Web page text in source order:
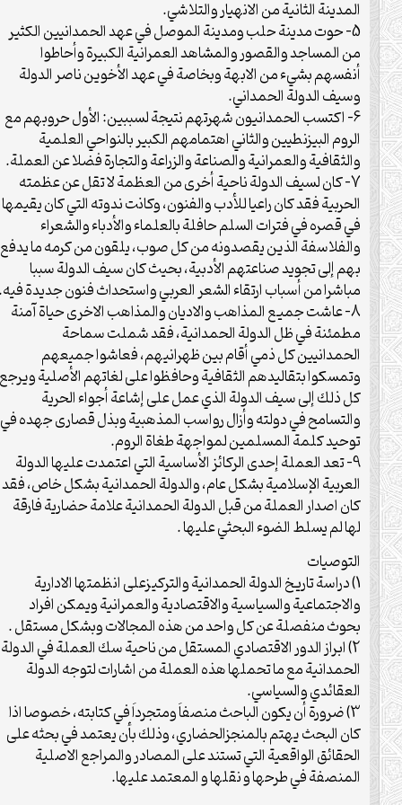
المدينة الثانية من الانهيار والتلاشي.
5- حوت مدينة حلب ومدينة الموصل في عهد الحمدانيين الكثير
من المساجد والقصور والمشاهد العمرانية الكبيرة وأحاطوا
أنفسهم بشيء من الابهة وبخاصة في عهد الأخوين ناصر الدولة
وسيف الدولة الحمداني.
6- اكتسب الحمدانيون شهرتهم نتيجة لسببين: الأول حروبهم مع
الروم البيزنطيين والثاني اهتمامهم الكبير بالنواحي العلمية
والثقافية والعمرانية والصناعة والزراعة والتجارة فضلا عن العملة.
7- كان لسيف الدولة ناحية أخرى من العظمة لا تقل عن عظمته
الحربية فقد كان راعيا للأدب والفنون، وكانت ندوته التي كان يقيمها
في قصره في فترات السلم حافلة بالعلماء والأدباء والشعراء
والفلاسفة الذين يقصدونه من كل صوب، يلقون من كرمه ما يدفع
بهم إلى تجويد صناعتهم الأدبية، بحيث كان سيف الدولة سببا
مباشرا من أسباب ارتقاء الشعر العربي واستحداث فنون جديدة فيه.
8- عاشت جميع المذاهب والاديان والمذاهب الاخرى حياة آمنة
مطمئنة في ظل الدولة الحمدانية، فقد شملت سماحة
الحمدانيين كل ذمي أقام بين ظهرانيهم، فعاشوا جميعهم
وتمسكوا بتقاليدهم الثقافية وحافظوا على لغاتهم الأصلية ويرجع
كل ذلك إلى سيف الدولة الذي عمل على إشاعة أجواء الحرية
والتسامح في دولته وأزال رواسب المذهبية وبذل قصارى جهده في
توحيد كلمة المسلمين لمواجهة طغاة الروم.
9- تعد العملة إحدى الركائز الأساسية التي اعتمدت عليها الدولة
العربية الإسلامية بشكل عام، والدولة الحمدانية بشكل خاص، فقد
كان اصدار العملة من قبل الدولة الحمدانية علامة حضارية فارقة
لها لم يسلط الضوء البحثي عليها .
التوصيات
1) دراسة تاريخ الدولة الحمدانية والتركيزعلى انظمتها الادارية
والاجتماعية والسياسية والاقتصادية والعمرانية ويمكن افراد
بحوث منفصلة عن كل واحد من هذه المجالات وبشكل مستقل .
2) ابراز الدور الاقتصادي المستقل من ناحية سك العملة في الدولة
الحمدانية مع ما تحملها هذه العملة من اشارات لتوجه الدولة
العقائدي والسياسي.
3) ضرورة أن يكون الباحث منصفاَ ومتجرداَ في كتابته، خصوصا اذا
كان البحث يهتم بالمنجزالحضاري، وذلك بأن يعتمد في بحثه على
الحقائق الواقعية التي تستند على المصادر والمراجع الاصلية
المنصفة في طرحها و نقلها و المعتمد عليها.